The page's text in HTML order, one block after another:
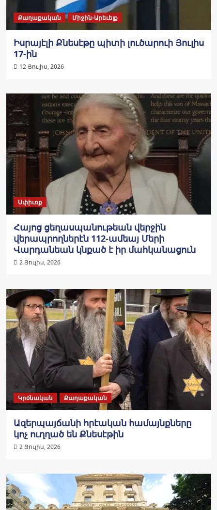
Քաղաքական Միջին-Արեւելք
Իսրայէլի Քնեսէթը պիտի լուծարուի Յուլիս
17-ին
12 Յուլիս, 2026
Սփիւռք
Հայոց ցեղասպանութեան վերջին
վերապրողներէն 112-ամեայ Մերի
Վարդանեան կնքած է իր մահկանացուն
2 Յուլիս, 2026
Կրօնական Քաղաքական
Ազերպայճանի հրէական համայնքները
կոչ ուղղած են Քնեսէթին
2 Յուլիս, 2026